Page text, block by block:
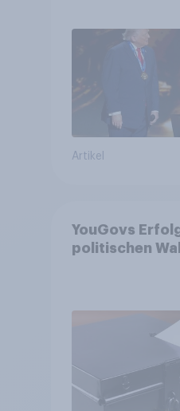
Fußball-WM
Artikel
YouGovs
politischen